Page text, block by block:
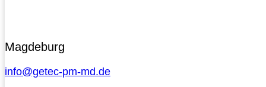
Magdeburg
info@getec-pm-md.de